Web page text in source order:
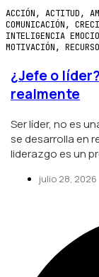
ACCIÓN, ACTITUD,
COMUNICACIÓN,
INTELIGENCIA
MOTIVACIÓN,
¿Jefe o
realmente
Ser líder, no es
se desarrolla en
liderazgo es un
julio 28, 2026